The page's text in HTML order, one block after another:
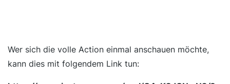
Wer sich die volle Action einmal anschauen möchte,
kann dies mit folgendem Link tun: